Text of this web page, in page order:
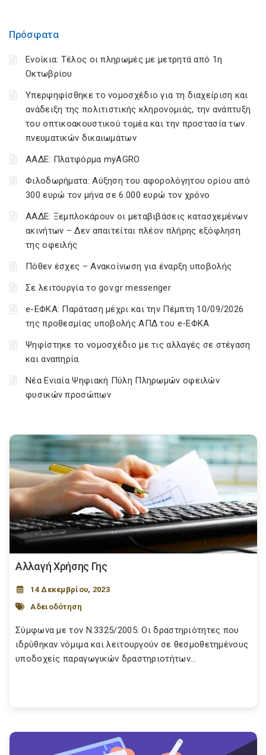
Πρόσφατα
Ενοίκια: Τέλος οι πληρωμές με μετρητά από 1η
Οκτωβρίου
Υπερψηφίσθηκε το νομοσχέδιο για τη διαχείριση και
ανάδειξη της πολιτιστικής κληρονομιάς, την ανάπτυξη
του οπτικοακουστικού τομέα και την προστασία των
πνευματικών δικαιωμάτων
ΑΑΔΕ: Πλατφόρμα myAGRO
Φιλοδωρήματα: Αύξηση του αφορολόγητου ορίου από
300 ευρώ τον μήνα σε 6.000 ευρώ τον χρόνο
ΑΑΔΕ: Ξεμπλοκάρουν οι μεταβιβάσεις κατασχεμένων
ακινήτων – Δεν απαιτείται πλέον πλήρης εξόφληση
της οφειλής
Πόθεν έσχες – Ανακοίνωση για έναρξη υποβολής
Σε λειτουργία το gov.gr messenger
e-ΕΦΚΑ: Παράταση μέχρι και την Πέμπτη 10/09/2026
της προθεσμίας υποβολής ΑΠΔ του e-ΕΦΚΑ
Ψηφίστηκε το νομοσχέδιο με τις αλλαγές σε στέγαση
και αναπηρία
Νέα Ενιαία Ψηφιακή Πύλη Πληρωμών οφειλών
φυσικών προσώπων
Αλλαγή Χρήσης Γης
14 Δεκεμβρίου, 2023
Αδειοδότηση
Σύμφωνα με τον Ν.3325/2005: Οι δραστηριότητες που
ιδρύθηκαν νόμιμα και λειτουργούν σε θεσμοθετημένους
υποδοχείς παραγωγικών δραστηριοτήτων...